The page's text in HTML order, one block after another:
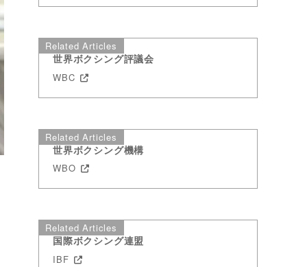
Related Articles
世界ボクシング評議会
WBC
Related Articles
世界ボクシング機構
WBO
Related Articles
国際ボクシング連盟
IBF